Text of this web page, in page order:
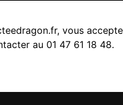
vous
au 01 47 61 18 48.